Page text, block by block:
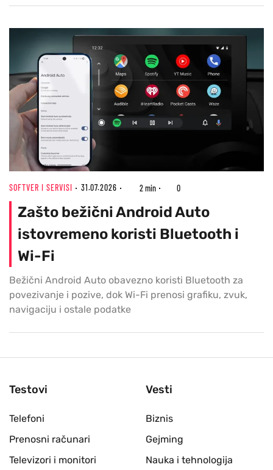
SOFTVER I SERVISI 31.07.2026 2 min 0
Zašto bežični Android Auto
istovremeno koristi Bluetooth i
Wi-Fi
Bežični Android Auto obavezno koristi Bluetooth za
povezivanje i pozive, dok Wi-Fi prenosi grafiku, zvuk,
navigaciju i ostale podatke
Testovi
Telefoni
Prenosni računari
Televizori i monitori
Vesti
Biznis
Gejming
Nauka i tehnologija